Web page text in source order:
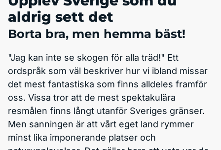
aldrig sett det
Borta bra, men hemma bäst!
"Jag kan inte se skogen för alla träd!" Ett
ordspråk som väl beskriver hur vi ibland missar
det mest fantastiska som finns alldeles framför
oss. Vissa tror att de mest spektakulära
resmålen finns långt utanför Sveriges gränser.
Men sanningen är att vårt eget land rymmer
minst lika imponerande platser och